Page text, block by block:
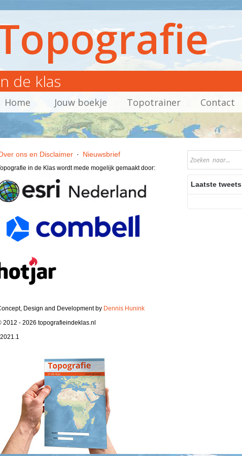
de klas
Home Jouw boekje Topotrainer Contact
ons en Disclaimer · Nieuwsbrief
in de Klas wordt mede mogelijk gemaakt door:
Design and Development by Dennis Hunink
2012 - 2026 topografieindeklas.nl
Laatste tweets